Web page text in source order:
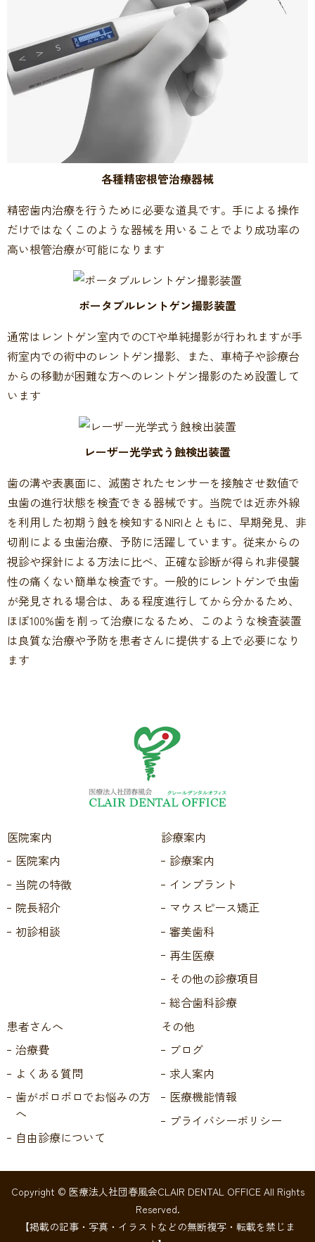
各種精密根管治療器械
精密歯内治療を行うために必要な道具です。手による操作
だけではなくこのような器械を用いることでより成功率の
高い根管治療が可能になります
ポータブルレントゲン撮影装置
通常はレントゲン室内でのCTや単純撮影が行われますが手
術室内での術中のレントゲン撮影、また、車椅子や診療台
からの移動が困難な方へのレントゲン撮影のため設置して
います
レーザー光学式う蝕検出装置
歯の溝や表裏面に、滅菌されたセンサーを接触させ数値で
虫歯の進行状態を検査できる器械です。当院では近赤外線
を利用した初期う蝕を検知するNIRIとともに、早期発見、非
切削による虫歯治療、予防に活躍しています。従来からの
視診や探針による方法に比べ、正確な診断が得られ非侵襲
性の痛くない簡単な検査です。一般的にレントゲンで虫歯
が発見される場合は、ある程度進行してから分かるため、
ほぼ100%歯を削って治療になるため、このような検査装置
は良質な治療や予防を患者さんに提供する上で必要になり
ます
医院案内
医院案内
当院の特徴
院長紹介
初診相談
診療案内
診療案内
インプラント
マウスピース矯正
審美歯科
再生医療
その他の診療項目
総合歯科診療
患者さんへ
治療費
よくある質問
歯がボロボロでお悩みの方
へ
自由診療について
その他
ブログ
求人案内
医療機能情報
プライバシーポリシー
Copyright © 医療法人社団春風会CLAIR DENTAL OFFICE All Rights
Reserved.
【掲載の記事・写真・イラストなどの無断複写・転載を禁じま